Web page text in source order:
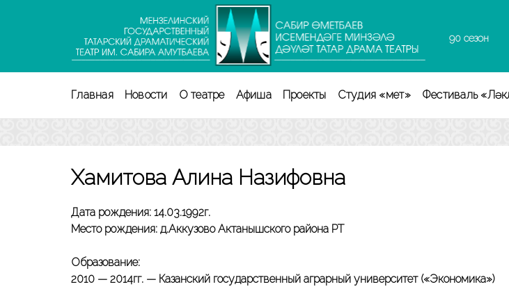
Enter)
90 сезон
Главная Новости О театре Афиша Проекты Студия «Өмет» Фестиваль
Хамитова Алина Назифовна
Дата рождения: 14.03.1992г.
Место рождения: д.Аккузово Актанышского района РТ
Образование:
2010 — 2014гг. — Казанский государственный аграрный университет («Экономика»)